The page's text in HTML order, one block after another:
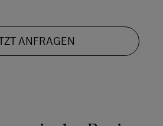
ANFRAGEN